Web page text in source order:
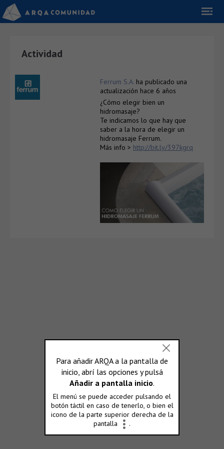
Actividad
Ferrum S.A. ha publicado una
actualización hace 6 años
¿Cómo elegir bien un
hidromasaje?
Te indicamos lo que hay que
saber a la hora de elegir un
hidromasaje Ferrum.
Más info > http://bit.ly/397kgrq